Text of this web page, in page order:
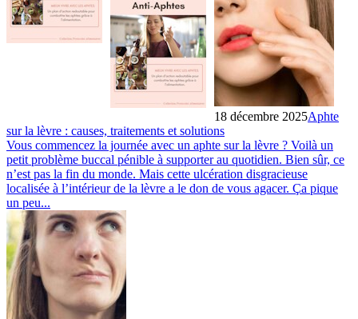
18 décembre 2025Aphte
sur la lèvre : causes, traitements et solutions
Vous commencez la journée avec un aphte sur la lèvre ? Voilà un
petit problème buccal pénible à supporter au quotidien. Bien sûr, ce
n’est pas la fin du monde. Mais cette ulcération disgracieuse
localisée à l’intérieur de la lèvre a le don de vous agacer. Ça pique
un peu...